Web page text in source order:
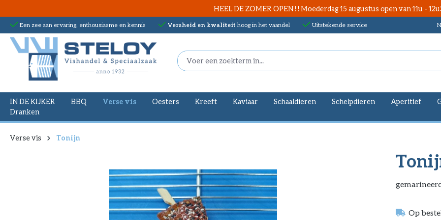
HEEL DE ZOMER OPEN ! ! Moederdag 15 augustus open van 11u -
Een zee aan ervaring, enthousiasme en kennis Versheid en kwaliteit hoog in het vaandel Uitstekende service
IN DE KIJKER BBQ Verse vis Oesters Kreeft Kaviaar Schaaldieren Schelpdieren Aperitief
Dranken
Verse vis Tonijn
Op